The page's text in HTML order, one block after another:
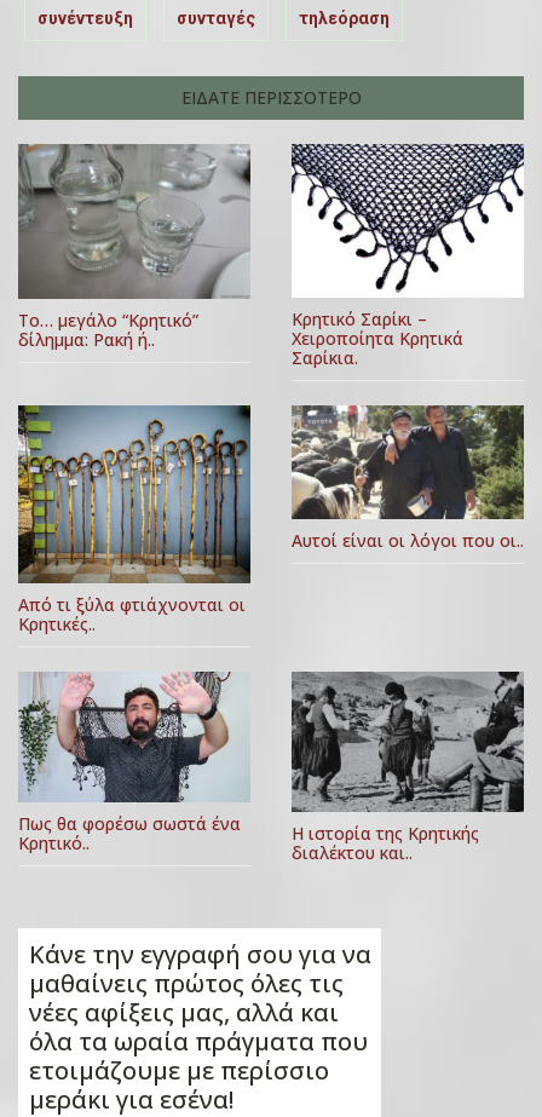
συνέντευξη συνταγές τηλεόραση
ΕΙΔΑΤΕ ΠΕΡΙΣΣΟΤΕΡΟ
Το… μεγάλο “Κρητικό”
δίλημμα: Ρακή ή..
Κρητικό Σαρίκι –
Χειροποίητα Κρητικά
Σαρίκια.
Από τι ξύλα φτιάχνονται οι
Κρητικές..
Αυτοί είναι οι λόγοι που οι..
Πως θα φορέσω σωστά ένα
Κρητικό..
Η ιστορία της Κρητικής
διαλέκτου και..
Κάνε την εγγραφή σου για να
μαθαίνεις πρώτος όλες τις
νέες αφίξεις μας, αλλά και
όλα τα ωραία πράγματα που
ετοιμάζουμε με περίσσιο
μεράκι για εσένα!